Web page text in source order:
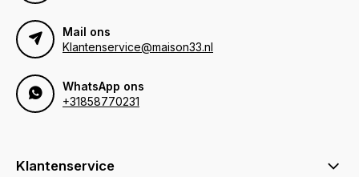
Mail ons
Klantenservice@maison33.nl
WhatsApp ons
+31858770231
Klantenservice